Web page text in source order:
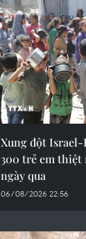
Xung đột
300 trẻ em thiệt
ngày qua
06/08/2026 22:56